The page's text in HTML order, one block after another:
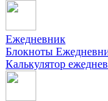
Ежедневник
Блокноты
Калькулятор